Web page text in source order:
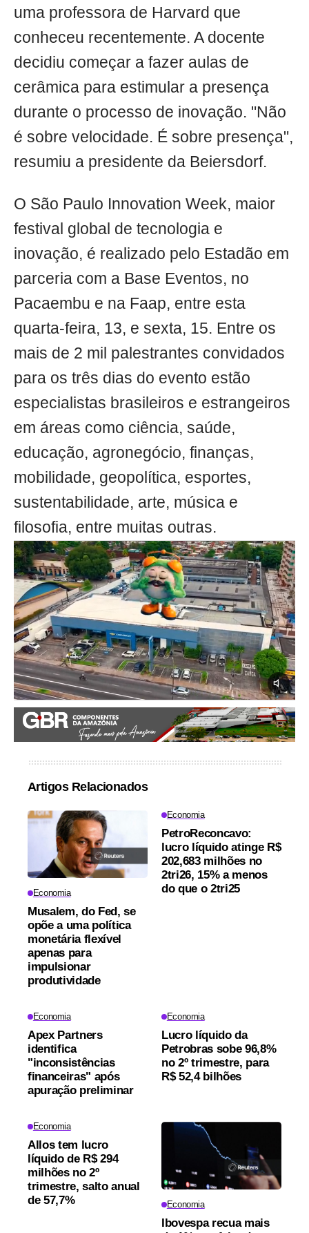
uma professora de Harvard que
conheceu recentemente. A docente
decidiu começar a fazer aulas de
cerâmica para estimular a presença
durante o processo de inovação. "Não
é sobre velocidade. É sobre presença",
resumiu a presidente da Beiersdorf.
O São Paulo Innovation Week, maior
festival global de tecnologia e
inovação, é realizado pelo Estadão em
parceria com a Base Eventos, no
Pacaembu e na Faap, entre esta
quarta-feira, 13, e sexta, 15. Entre os
mais de 2 mil palestrantes convidados
para os três dias do evento estão
especialistas brasileiros e estrangeiros
em áreas como ciência, saúde,
educação, agronegócio, finanças,
mobilidade, geopolítica, esportes,
sustentabilidade, arte, música e
filosofia, entre muitas outras.
Artigos Relacionados
Economia
Musalem, do Fed, se
opõe a uma política
monetária flexível
apenas para
impulsionar
produtividade
Economia
PetroReconcavo:
lucro líquido atinge R$
202,683 milhões no
2tri26, 15% a menos
do que o 2tri25
Economia
Apex Partners
identifica
"inconsistências
financeiras" após
apuração preliminar
Economia
Lucro líquido da
Petrobras sobe 96,8%
no 2º trimestre, para
R$ 52,4 bilhões
Economia
Allos tem lucro
líquido de R$ 294
milhões no 2º
trimestre, salto anual
de 57,7%
Economia
Ibovespa recua mais